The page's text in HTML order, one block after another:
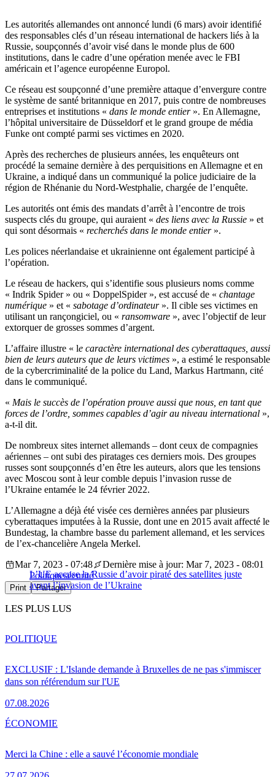
Les autorités allemandes ont annoncé lundi (6 mars) avoir identifié
des responsables clés d’un réseau international de hackers liés à la
Russie, soupçonnés d’avoir visé dans le monde plus de 600
institutions, dans le cadre d’une opération menée avec le FBI
américain et l’agence européenne Europol.
Ce réseau est soupçonné d’une première attaque d’envergure contre
le système de santé britannique en 2017, puis contre de nombreuses
entreprises et institutions « dans le monde entier ». En Allemagne,
l’hôpital universitaire de Düsseldorf et le grand groupe de média
Funke ont compté parmi ses victimes en 2020.
Après des recherches de plusieurs années, les enquêteurs ont
procédé la semaine dernière à des perquisitions en Allemagne et en
Ukraine, a indiqué dans un communiqué la police judiciaire de la
région de Rhénanie du Nord-Westphalie, chargée de l’enquête.
Les autorités ont émis des mandats d’arrêt à l’encontre de trois
suspects clés du groupe, qui auraient « des liens avec la Russie » et
qui sont désormais « recherchés dans le monde entier ».
Les polices néerlandaise et ukrainienne ont également participé à
l’opération.
Le réseau de hackers, qui s’identifie sous plusieurs noms comme
« Indrik Spider » ou « DoppelSpider », est accusé de « chantage
numérique » et « sabotage d’ordinateur ». Il cible ses victimes en
utilisant un rançongiciel, ou « ransomware », avec l’objectif de leur
extorquer de grosses sommes d’argent.
L’affaire illustre « le caractère international des cyberattaques, aussi
bien de leurs auteurs que de leurs victimes », a estimé le responsable
de la cybercriminalité de la police du Land, Markus Hartmann, cité
dans le communiqué.
« Mais le succès de l’opération prouve aussi que nous, en tant que
forces de l’ordre, sommes capables d’agir au niveau international »,
a-t-il dit.
De nombreux sites internet allemands – dont ceux de compagnies
aériennes – ont subi des piratages ces derniers mois. Des groupes
russes sont soupçonnés d’en être les auteurs, alors que les tensions
avec Moscou sont à leur comble depuis l’invasion russe de
l’Ukraine entamée le 24 février 2022.
L’Allemagne a déjà été visée ces dernières années par plusieurs
cyberattaques imputées à la Russie, dont une en 2015 avait affecté le
Bundestag, la chambre basse du parlement allemand, et les services
de l’ex-chancelière Angela Merkel.
L’UE accuse la Russie d’avoir piraté des satellites juste
avant l’invasion de l’Ukraine
Mar 7, 2023 - 07:48
Dernière mise à jour: Mar 7, 2023 - 08:01
Politiquesécurité
Print Partager
LES PLUS LUS
EXCLUSIF : L'Islande demande à Bruxelles de ne pas s'immiscer
dans son référendum sur l'UE
07.08.2026
POLITIQUE
Merci la Chine : elle a sauvé l’économie mondiale
ÉCONOMIE